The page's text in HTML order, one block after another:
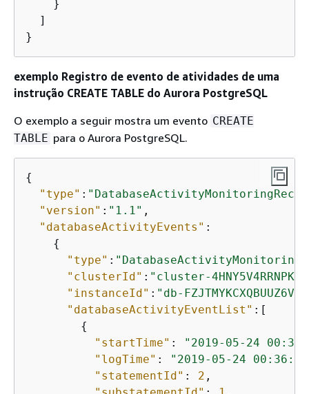
    }
  ]
}
exemplo Registro de evento de atividades de uma
instrução CREATE TABLE do Aurora PostgreSQL
O exemplo a seguir mostra um evento CREATE
TABLE para o Aurora PostgreSQL.
{
"type" :
"version" : "1.1" ,
"databaseActivityEvents" :
{
"type" :
"clusterId" : "cluster-
"instanceId" : "db-
"databaseActivityEventList" :[
{
"startTime" :
"2019-05-24
"logTime" :
"2019-05-24
"statementId" : 2 ,